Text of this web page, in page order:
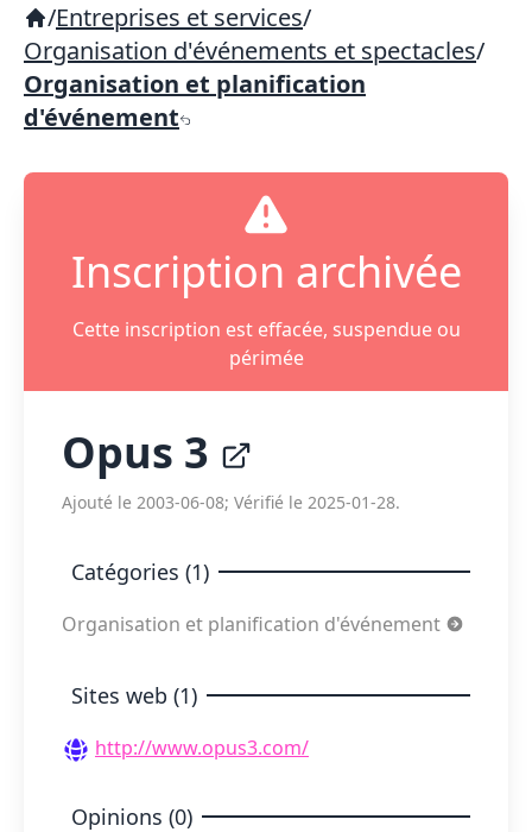
/Entreprises et services/
Organisation d'événements et spectacles/
Organisation et planification
d'événement
Inscription archivée
Cette inscription est effacée, suspendue ou
périmée
Opus 3
Ajouté le 2003-06-08; Vérifié le 2025-01-28.
Catégories (1)
Organisation et planification d'événement
Sites web (1)
http://www.opus3.com/
Opinions (0)